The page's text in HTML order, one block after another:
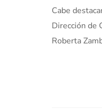
Cabe
Dirección de
Roberta